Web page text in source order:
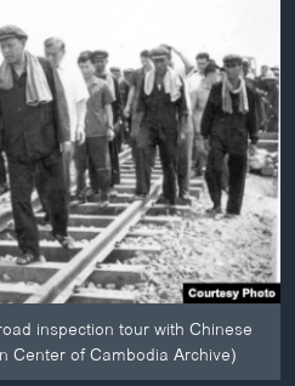
inspection tour with Chinese
Center of Cambodia Archive)